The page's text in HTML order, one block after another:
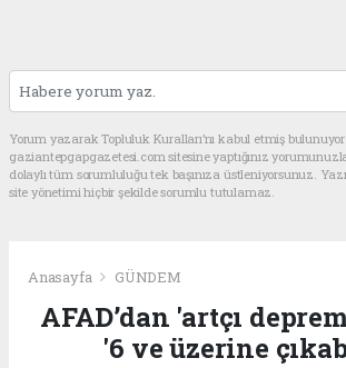
Yorum yazarak Topluluk Kuralları’nı kabul etmiş
gaziantepgapgazetesi.com sitesine yaptığınız
dolaylı tüm sorumluluğu tek başınıza üstleniyorsunuz.
site yönetimi hiçbir şekilde sorumlu tutulamaz.
Anasayfa GÜNDEM
AFAD’dan 'artçı
'6 ve üzerine